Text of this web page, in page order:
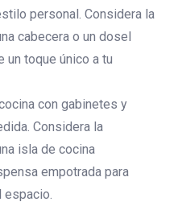
personal. Considera la
cabecera o un dosel
un toque único a tu
con gabinetes y
Considera la
isla de cocina
empotrada para
espacio.